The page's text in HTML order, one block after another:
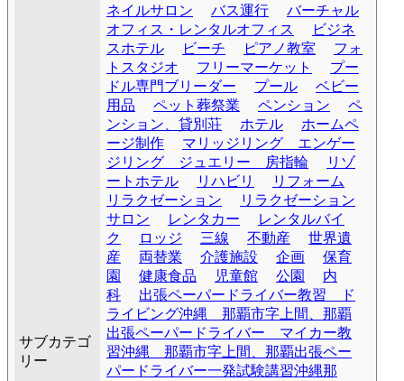
サブカテゴ
リー
ネイルサロン
バス運行
バーチャル
オフィス・レンタルオフィス
ビジネ
スホテル
ビーチ ピアノ教室
フォ
トスタジオ
フリーマーケット
プー
ドル専門ブリーダー
プール
ベビー
用品
ペット葬祭業 ペンション
ペ
ンション、貸別荘
ホテル
ホームペ
ージ制作
マリッジリング エンゲー
ジリング ジュエリー 房指輪
リゾ
ートホテル
リハビリ
リフォーム
リラクゼーション
リラクゼーション
サロン
レンタカー
レンタルバイ
ク
ロッジ 三線 不動産
世界遺
産
両替業 介護施設 企画
保育
園
健康食品 児童館 公園
内
科
出張ペーパードライバー教習 ド
ライビング沖縄 那覇市字上間、那覇
出張ペーパードライバー マイカー教
習沖縄 那覇市字上間、那覇出張ペー
パードライバー一発試験講習沖縄那